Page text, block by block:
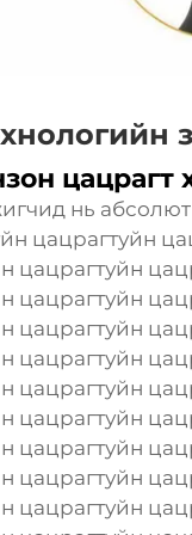
цацрагт
нь
цацрагтуйн
цацрагтуйн
цацрагтуйн
цацрагтуйн
цацрагтуйн
цацрагтуйн
цацрагтуйн
цацрагтуйн
цацрагтуйн
цацрагтуйн